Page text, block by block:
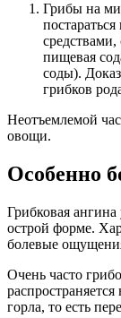
Грибы на
пищевая
соды).
грибков
Неотъемлемой
овощи.
Особенно
Грибковая
острой форме.
болевые
Очень часто
горла, то есть